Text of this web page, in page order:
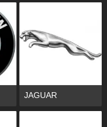
JAGUAR